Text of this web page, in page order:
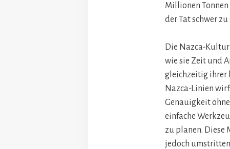
Millionen
der Tat schwer
Die Nazca-
wie sie Zeit und
gleichzeitig ihrer
Nazca-Linien
Genauigkeit
einfache
zu planen.
jedoch